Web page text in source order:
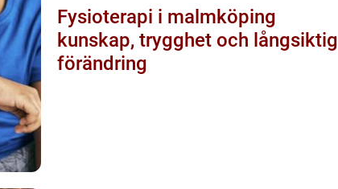
Fysioterapi i malmköping
kunskap, trygghet och långsiktig
förändring